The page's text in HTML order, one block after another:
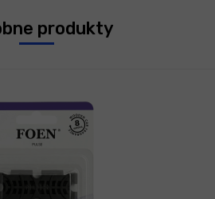
produkty